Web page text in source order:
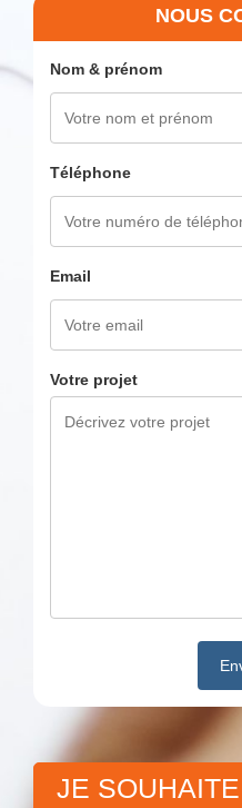
NOUS
Nom & prénom
Téléphone
Email
Votre projet
JE